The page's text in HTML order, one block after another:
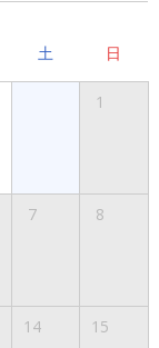
土 日
1
7 8
14 15